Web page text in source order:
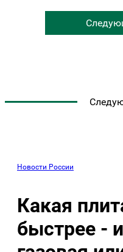
Новости России
Какая
быстрее -